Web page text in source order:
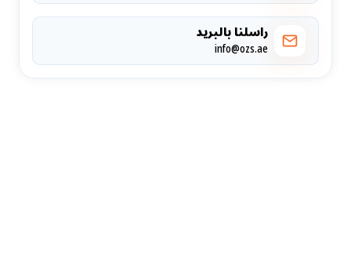
راسلنا بالبريد
info@ozs.ae